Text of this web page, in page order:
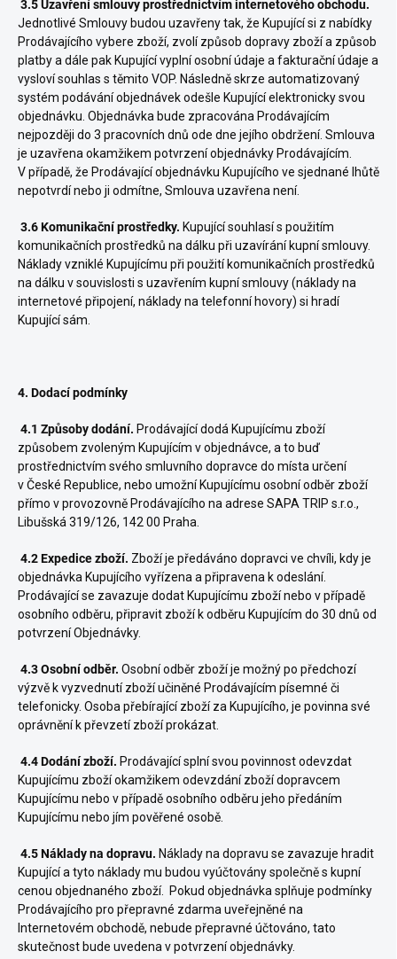
3.5 Uzavření smlouvy prostřednictvím internetového obchodu.
Jednotlivé Smlouvy budou uzavřeny tak, že Kupující si z nabídky
Prodávajícího vybere zboží, zvolí způsob dopravy zboží a způsob
platby a dále pak Kupující vyplní osobní údaje a fakturační údaje a
vysloví souhlas s těmito VOP. Následně skrze automatizovaný
systém podávání objednávek odešle Kupující elektronicky svou
objednávku. Objednávka bude zpracována Prodávajícím
nejpozději do 3 pracovních dnů ode dne jejího obdržení. Smlouva
je uzavřena okamžikem potvrzení objednávky Prodávajícím.
V případě, že Prodávající objednávku Kupujícího ve sjednané lhůtě
nepotvrdí nebo ji odmítne, Smlouva uzavřena není.
3.6 Komunikační prostředky. Kupující souhlasí s použitím
komunikačních prostředků na dálku při uzavírání kupní smlouvy.
Náklady vzniklé Kupujícímu při použití komunikačních prostředků
na dálku v souvislosti s uzavřením kupní smlouvy (náklady na
internetové připojení, náklady na telefonní hovory) si hradí
Kupující sám.
4. Dodací podmínky
4.1 Způsoby dodání. Prodávající dodá Kupujícímu zboží
způsobem zvoleným Kupujícím v objednávce, a to buď
prostřednictvím svého smluvního dopravce do místa určení
v České Republice, nebo umožní Kupujícímu osobní odběr zboží
přímo v provozovně Prodávajícího na adrese SAPA TRIP s.r.o.,
Libušská 319/126, 142 00 Praha.
4.2 Expedice zboží. Zboží je předáváno dopravci ve chvíli, kdy je
objednávka Kupujícího vyřízena a připravena k odeslání.
Prodávající se zavazuje dodat Kupujícímu zboží nebo v případě
osobního odběru, připravit zboží k odběru Kupujícím do 30 dnů od
potvrzení Objednávky.
4.3 Osobní odběr. Osobní odběr zboží je možný po předchozí
výzvě k vyzvednutí zboží učiněné Prodávajícím písemné či
telefonicky. Osoba přebírající zboží za Kupujícího, je povinna své
oprávnění k převzetí zboží prokázat.
4.4 Dodání zboží. Prodávající splní svou povinnost odevzdat
Kupujícímu zboží okamžikem odevzdání zboží dopravcem
Kupujícímu nebo v případě osobního odběru jeho předáním
Kupujícímu nebo jím pověřené osobě.
4.5 Náklady na dopravu. Náklady na dopravu se zavazuje hradit
Kupující a tyto náklady mu budou vyúčtovány společně s kupní
cenou objednaného zboží. Pokud objednávka splňuje podmínky
Prodávajícího pro přepravné zdarma uveřejněné na
Internetovém obchodě, nebude přepravné účtováno, tato
skutečnost bude uvedena v potvrzení objednávky.